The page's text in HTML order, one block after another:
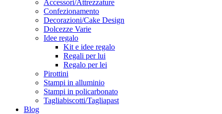
Accessori/Attrezzature
Confezionamento
Decorazioni/Cake Design
Dolcezze Varie
Idee regalo
Kit e idee regalo
Regali per lui
Regalo per lei
Pirottini
Stampi in alluminio
Stampi in policarbonato
Tagliabiscotti/Tagliapast
Blog